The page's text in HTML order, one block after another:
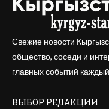
Свежие новости
общество, соседи и
главных событий
ВЫБОР РЕДАКЦИИ